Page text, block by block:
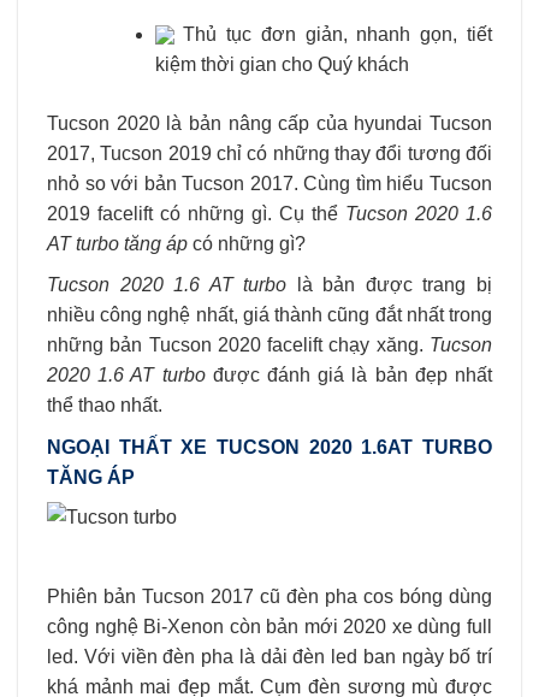
Thủ tục đơn giản, nhanh gọn, tiết
kiệm thời gian cho Quý khách
Tucson 2020 là bản nâng cấp của hyundai Tucson
2017, Tucson 2019 chỉ có những thay đổi tương đối
nhỏ so với bản Tucson 2017. Cùng tìm hiểu Tucson
2019 facelift có những gì. Cụ thể Tucson 2020 1.6
AT turbo tăng áp có những gì?
Tucson 2020 1.6 AT turbo
là bản được trang bị
nhiều công nghệ nhất, giá thành cũng đắt nhất trong
những bản Tucson 2020 facelift chạy xăng. Tucson
2020 1.6 AT turbo được đánh giá là bản đẹp nhất
thể thao nhất.
NGOẠI THẤT XE TUCSON 2020 1.6AT TURBO
TĂNG ÁP
Phiên bản Tucson 2017 cũ đèn pha cos bóng dùng
công nghệ Bi-Xenon còn bản mới 2020 xe dùng full
led. Với viền đèn pha là dải đèn led ban ngày bố trí
khá mảnh mai đẹp mắt. Cụm đèn sương mù được